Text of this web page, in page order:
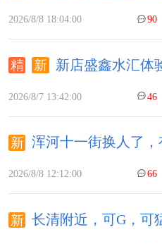
2026/8/8 18:04:00 90
新店盛鑫水汇体
2026/8/7 13:42:00 46
浑河十一街换人了，
2026/8/8 12:12:00 66
长清附近，可G，可